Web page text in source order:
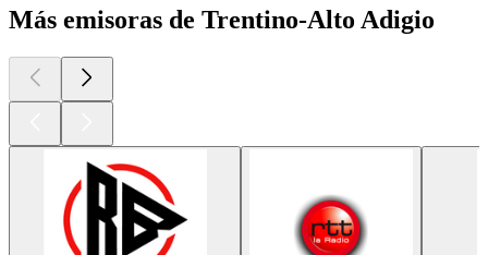
Más emisoras de Trentino-Alto Adigio